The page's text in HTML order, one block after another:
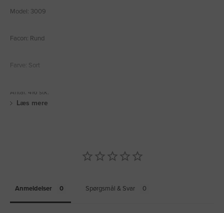
Model: 3009
Facon: Rund
Farve: Sort
Antal: 416 stk.
Læs mere
Anmeldelser Spørgsmål & Svar